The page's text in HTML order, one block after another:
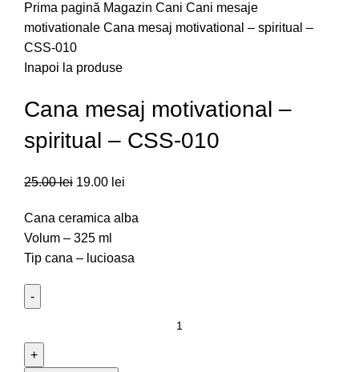
Prima pagină Magazin Cani Cani mesaje
motivationale Cana mesaj motivational – spiritual –
CSS-010
Inapoi la produse
Cana mesaj motivational –
spiritual – CSS-010
25.00lei 19.00 lei
Cana ceramica alba
Volum – 325 ml
Tip cana – lucioasa